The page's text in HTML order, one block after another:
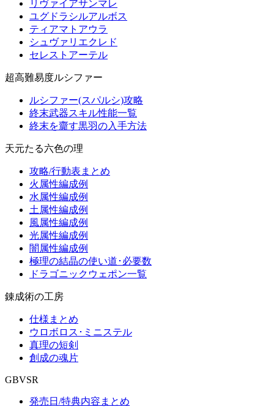
リヴァイアサンマレ
ユグドラシルアルボス
ティアマトアウラ
シュヴァリエクレド
セレストアーテル
超高難易度ルシファー
ルシファー(スパルシ)攻略
終末武器スキル性能一覧
終末を齎す黒羽の入手方法
天元たる六色の理
攻略/行動表まとめ
火属性編成例
水属性編成例
土属性編成例
風属性編成例
光属性編成例
闇属性編成例
極理の結晶の使い道･必要数
ドラゴニックウェポン一覧
錬成術の工房
仕様まとめ
ウロボロス･ミニステル
真理の短剣
創成の魂片
GBVSR
発売日/特典内容まとめ